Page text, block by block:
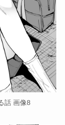
話 画像8